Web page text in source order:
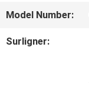
A
Model Number:
Surligner: